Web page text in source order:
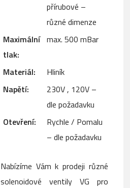
přírubové –
různé dimenze
Maximální
tlak:
max. 500 mBar
Materiál:
Hliník
Napětí:
230V , 120V –
dle požadavku
Otevření:
Rychle / Pomalu
– dle požadavku
Nabízíme Vám k prodeji různé
solenoidové ventily VG pro